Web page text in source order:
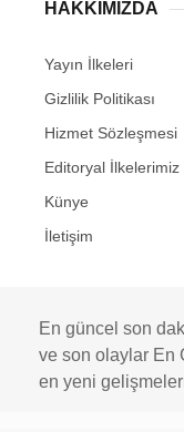
HAKKIMIZDA
Yayın İlkeleri
Gizlilik Politikası
Hizmet Sözleşmesi
Editoryal İlkelerimiz
Künye
İletişim
En güncel son
ve son olaylar En
en yeni